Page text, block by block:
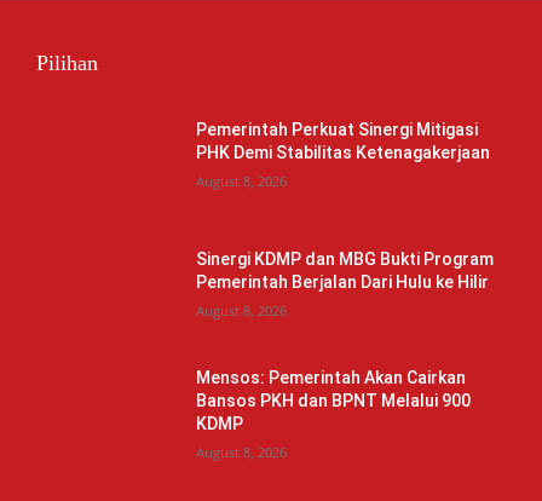
Pilihan
Pemerintah Perkuat Sinergi Mitigasi
PHK Demi Stabilitas Ketenagakerjaan
August 8, 2026
Sinergi KDMP dan MBG Bukti Program
Pemerintah Berjalan Dari Hulu ke Hilir
August 8, 2026
Mensos: Pemerintah Akan Cairkan
Bansos PKH dan BPNT Melalui 900
KDMP
August 8, 2026